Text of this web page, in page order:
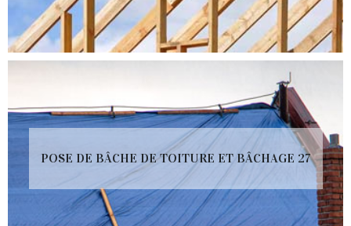
POSE DE BÂCHE DE TOITURE ET BÂCHAGE 27